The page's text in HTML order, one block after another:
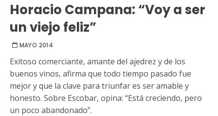
Horacio Campana: “Voy a ser
un viejo feliz”
MAYO 2014
Exitoso comerciante, amante del ajedrez y de los
buenos vinos, afirma que todo tiempo pasado fue
mejor y que la clave para triunfar es ser amable y
honesto. Sobre Escobar, opina: “Está creciendo, pero
un poco abandonado”.